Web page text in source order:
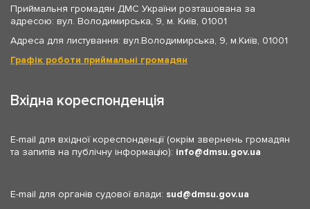
Приймальня громадян ДМС України розташована за
адресою: вул. Володимирська, 9, м. Київ, 01001
Адреса для листування: вул.Володимирська, 9, м.Київ, 01001
Графік роботи приймальні громадян
Вхідна кореспонденція
E-mail для вхідної кореспонденції (окрім звернень громадян
та запитів на публічну інформацію): info dmsu.gov.ua
E-mail для органів судової влади: sud dmsu.gov.ua